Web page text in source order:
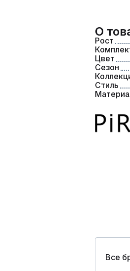
О
Рост
Цвет
Сезон
Стиль
Все